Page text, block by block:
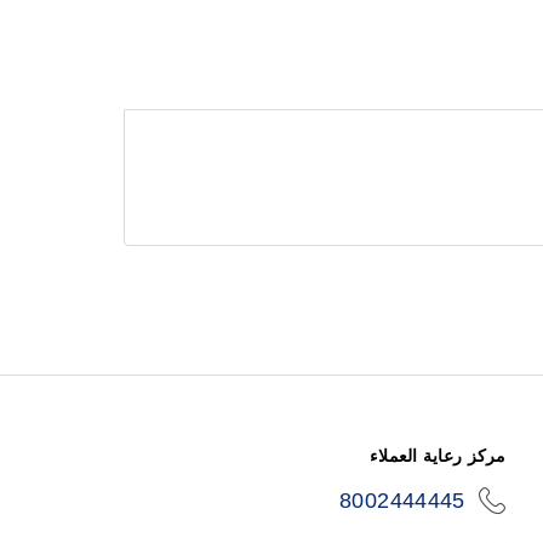
مركز رعاية العملاء
8002444445